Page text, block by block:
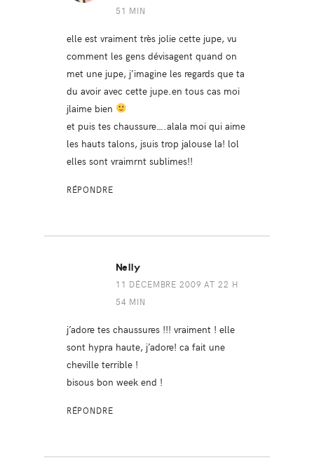
51 MIN
elle est vraiment très jolie cette jupe, vu
comment les gens dévisagent quand on
met une jupe, j’imagine les regards que ta
du avoir avec cette jupe.en tous cas moi
jlaime bien
et puis tes chaussure….alala moi qui aime
les hauts talons, jsuis trop jalouse la! lol
elles sont vraimrnt sublimes!!
RÉPONDRE
Nelly
11 DÉCEMBRE 2009 AT 22 H
54 MIN
j’adore tes chaussures !!! vraiment ! elle
sont hypra haute, j’adore! ca fait une
cheville terrible !
bisous bon week end !
RÉPONDRE